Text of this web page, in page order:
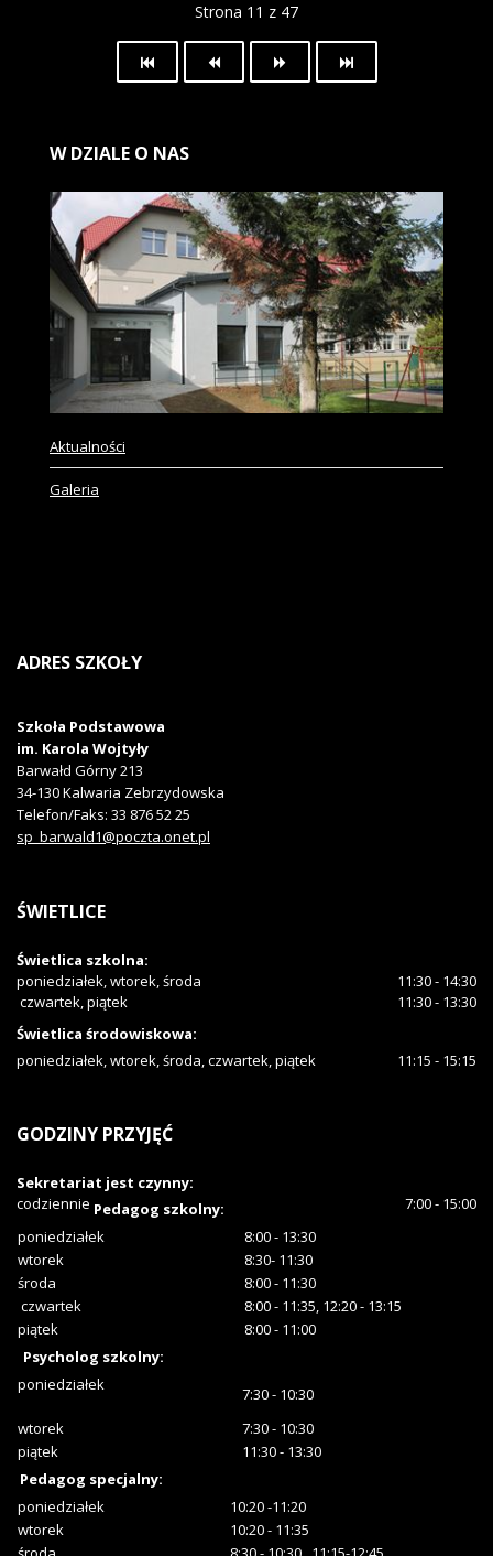
Strona 11 z 47
WDZIALE O NAS
Aktualności
Galeria
ADRES SZKOŁY
Szkoła Podstawowa
im. Karola Wojtyły
Barwałd Górny 213
34-130Kalwaria Zebrzydowska
Telefon/Faks: 33 876 52 25
sp_barwald1@poczta.onet.pl
ŚWIETLICE
Świetlica szkolna:
poniedziałek, wtorek, środa
11:30 - 14:30
czwartek, piątek
11:30 - 13:30
Świetlica środowiskowa:
poniedziałek, wtorek, środa, czwartek, piątek
11:15 - 15:15
GODZINY PRZYJĘĆ
Sekretariat jest czynny:
codziennie
7:00 - 15:00
Pedagog szkolny:
poniedziałek
8:00 - 13:30
wtorek
8:30- 11:30
środa
8:00 - 11:30
czwartek
8:00 - 11:35, 12:20 - 13:15
piątek
8:00 - 11:00
Psycholog szkolny:
poniedziałek
7:30 - 10:30
wtorek
7:30 - 10:30
piątek
11:30 - 13:30
Pedagog specjalny:
poniedziałek
10:20 -11:20
wtorek
10:20 - 11:35